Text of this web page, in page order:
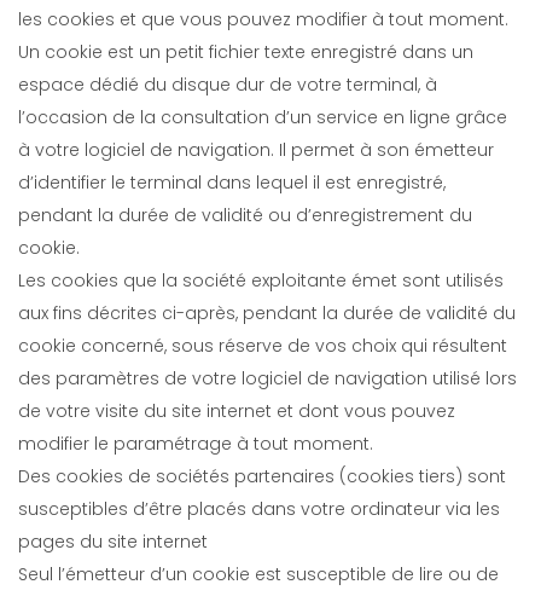
les cookies et que vous pouvez modifier à tout moment.
Un cookie est un petit fichier texte enregistré dans un
espace dédié du disque dur de votre terminal, à
l’occasion de la consultation d’un service en ligne grâce
à votre logiciel de navigation. Il permet à son émetteur
d’identifier le terminal dans lequel il est enregistré,
pendant la durée de validité ou d’enregistrement du
cookie.
Les cookies que la société exploitante émet sont utilisés
aux fins décrites ci-après, pendant la durée de validité du
cookie concerné, sous réserve de vos choix qui résultent
des paramètres de votre logiciel de navigation utilisé lors
de votre visite du site internet et dont vous pouvez
modifier le paramétrage à tout moment.
Des cookies de sociétés partenaires (cookies tiers) sont
susceptibles d’être placés dans votre ordinateur via les
pages du site internet
Seul l’émetteur d’un cookie est susceptible de lire ou de